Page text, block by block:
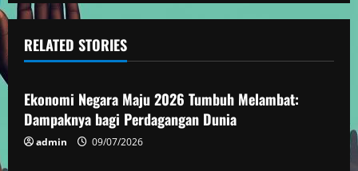
i
n
u
e
RELATED STORIES
Berita Negara Maju
Ekonomi Negara Maju 2026 Tumbuh Melambat:
Dampaknya bagi Perdagangan Dunia
admin 09/07/2026
Berita Negara Maju